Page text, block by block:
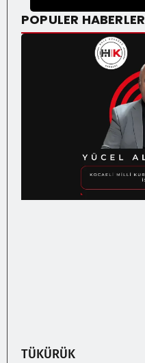
POPULER HABERLER
TÜKÜRÜK